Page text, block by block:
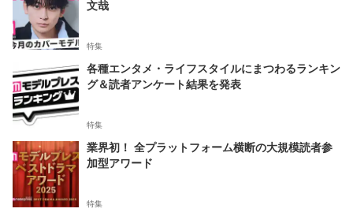
文哉
特集
各種エンタメ・ライフスタイルにまつわるランキン
グ＆読者アンケート結果を発表
特集
業界初！ 全プラットフォーム横断の大規模読者参
加型アワード
特集